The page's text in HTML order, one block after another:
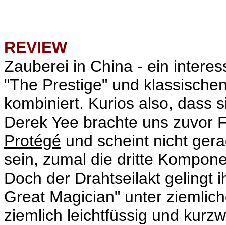
REVIEW
Zauberei in China - ein
"The Prestige" und
kombiniert. Kurios also, dass
Derek Yee brachte uns zuvor
Protégé und scheint nicht
sein, zumal die dritte
Doch der Drahtseilakt gelingt
Great Magician" unter
ziemlich leichtfüssig und